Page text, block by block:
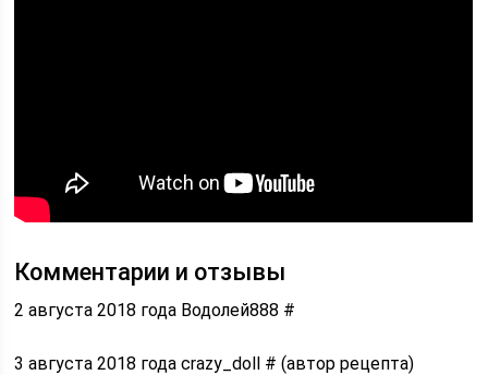
Комментарии и отзывы
2 августа 2018 года Водолей888 #
3 августа 2018 года crazy_doll # (автор рецепта)